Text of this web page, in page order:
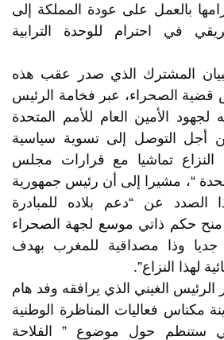
بالعمل على عودة المملكة إلى
في احترام للوحدة الترابية
المشترك الذي صدر عقب هذه
قضية الصحراء، عبر فخامة الرئيس
الأمين العام للأمم المتحدة
أجل التوصل إلى تسوية سياسية
النزاع تماشيا مع قرارات مجلس
“، مشيرا إلى أن رئيس جمهورية
الصدد عن “دعم بلاده للمبادرة
منح حكم ذاتي موسع لجهة الصحراء
جديا وذا مصداقية للمغرب بهدف
لهذا النزاع”.
الغيني الذي يرافقه وفد هام
مكناس فعاليات المناظرة الوطنية
ستنظم حول موضوع ” الفلاحة